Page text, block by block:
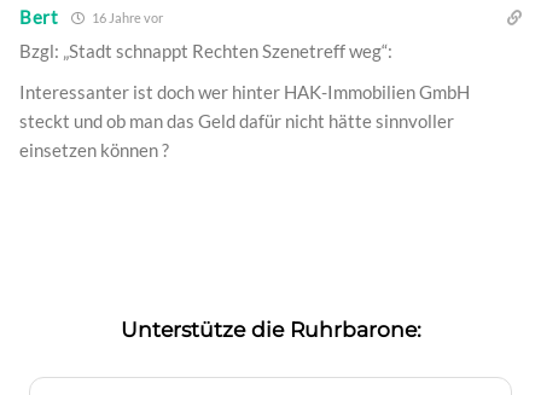
Bert 16 Jahre vor
Bzgl: „Stadt schnappt Rechten Szenetreff weg“:
Interessanter ist doch wer hinter HAK-Immobilien GmbH
steckt und ob man das Geld dafür nicht hätte sinnvoller
einsetzen können ?
Unterstütze die Ruhrbarone: